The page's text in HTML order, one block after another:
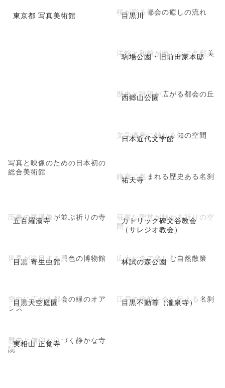
東京都 写真美術館
写真と映像のための日本初の
総合美術館
目黒川
桜が彩る都会の癒しの流れ
駒場公園・旧前田家本邸
洋館と和館が織りなす名邸美
西郷山公園
歴史と眺望が広がる都会の丘
日本近代文学館
文学遺産に触れる知の空間
祐天寺
静寂に包まれる歴史ある名刹
五百羅漢寺
圧巻の羅漢像が並ぶ祈りの寺
カトリック碑文谷教会
（サレジオ教会）
荘厳な聖堂が魅せる祈りの空
間
目黒 寄生虫館
世界が注目する異色の博物館 林試の森公園
広大な森で楽しむ自然散策
目黒天空庭園
空中に広がる都会の緑のオア
シス
目黒不動尊（瀧泉寺）
江戸の信仰を今に伝える名刹
実相山 正覚寺
歴史と信仰が息づく静かな寺
院